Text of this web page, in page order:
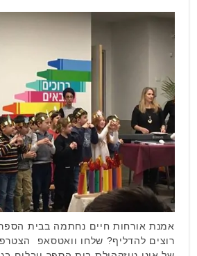
אמנת אורחות חיים נחתמה בבית הספר
רוצים להדליף? שלחו וואטסאפ